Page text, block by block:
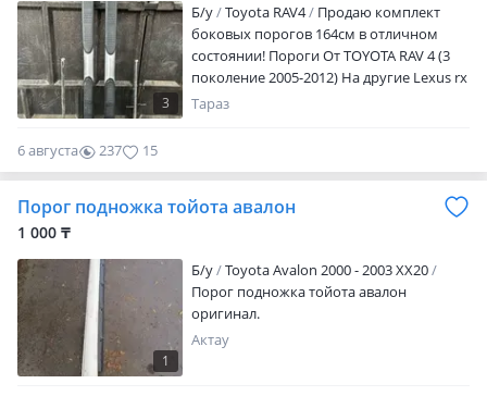
3
Б/y Toyota RAV4
Продаю комплект
боковых порогов 164см в отличном
состоянии! Пороги От TOYOTA RAV 4 (3
поколение 2005-2012) На другие Lexus rx
(300, 330), Toyota highlander, Honda crv —
Тараз
6 августа 237 15
Порог подножка тойота авалон
1 000 ₸
1
Б/y
Toyota Avalon 2000 - 2003 XX20
Порог подножка тойота авалон
оригинал.
Актау